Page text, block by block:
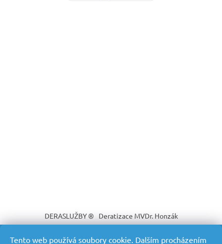
Tento web používá soubory cookie. Dalším procházením
DERASLUŽBY ® Deratizace MVDr. Honzák